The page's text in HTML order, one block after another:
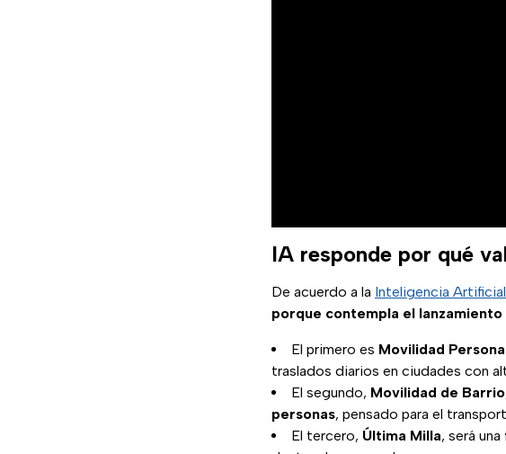
IA responde por qué
De acuerdo a la Inteligencia Artificial
porque contempla el
El primero es Movilidad
traslados diarios en ciudades con
El segundo, Movilidad de Barrio
personas, pensado para el
El tercero, Última Milla, será una